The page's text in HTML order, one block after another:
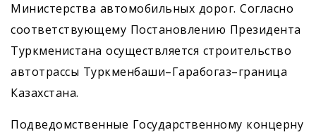
Министерства автомобильных дорог. Согласно
соответствующему Постановлению Президента
Туркменистана осуществ­ляется строительство
автотрассы Туркменбаши–Гарабогаз–граница
Казахстана.
Подведомственные Государственному концерну